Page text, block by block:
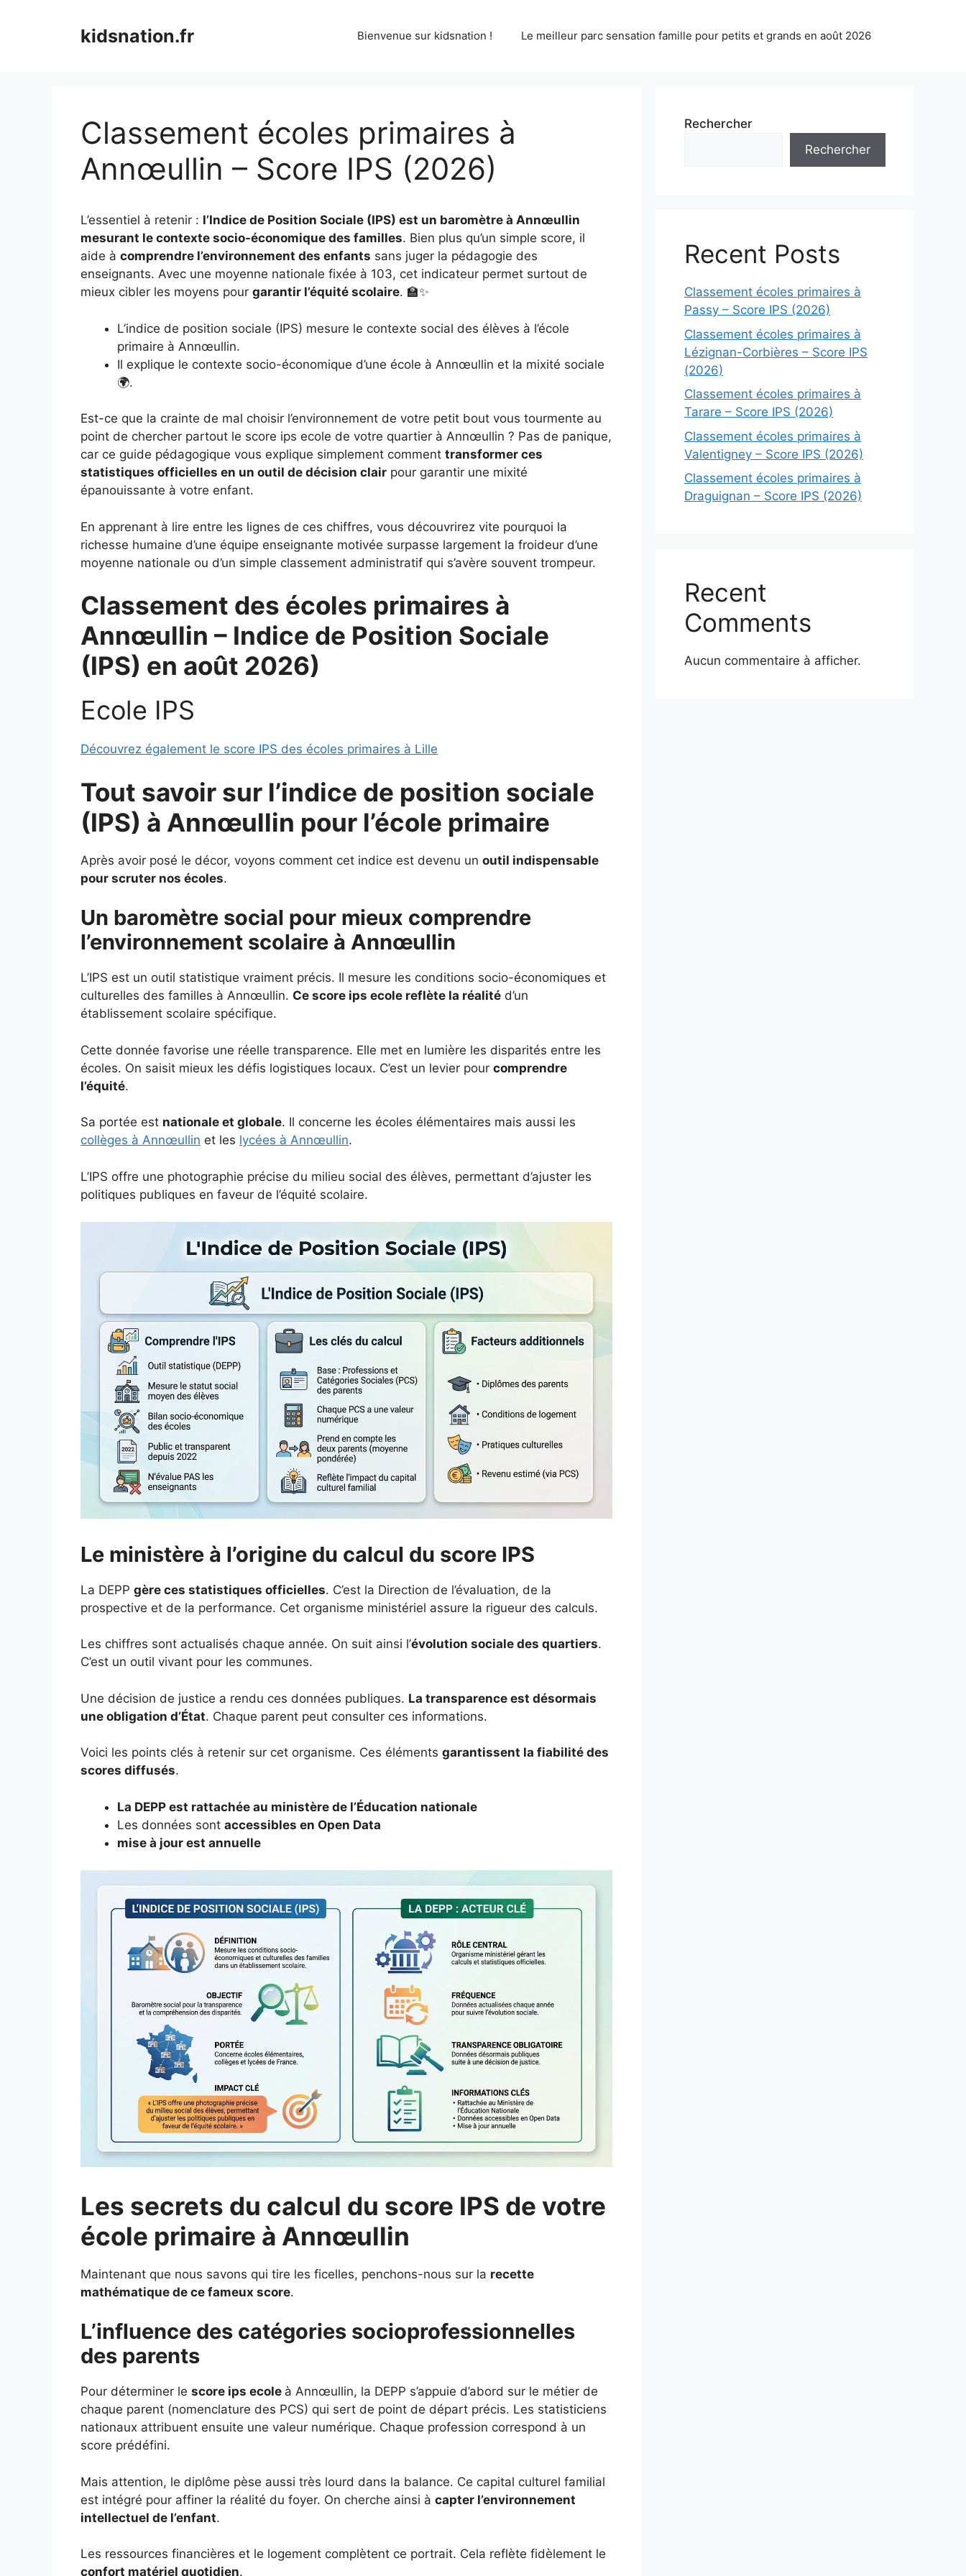
kidsnation.fr Bienvenue sur kidsnation ! Le meilleur parc sensation famille pour petits et grands en août 2026
Classement écoles primaires à
Annœullin – Score IPS (2026)
L’essentiel à retenir : l’Indice de Position Sociale (IPS) est un baromètre à Annœullin
mesurant le contexte socio-économique des familles. Bien plus qu’un simple score, il
aide à comprendre l’environnement des enfants sans juger la pédagogie des
enseignants. Avec une moyenne nationale fixée à 103, cet indicateur permet surtout de
mieux cibler les moyens pour garantir l’équité scolaire. 🏫✨
L’indice de position sociale (IPS) mesure le contexte social des élèves à l’école
primaire à Annœullin.
Il explique le contexte socio-économique d’une école à Annœullin et la mixité sociale
🌍.
Est-ce que la crainte de mal choisir l’environnement de votre petit bout vous tourmente au
point de chercher partout le score ips ecole de votre quartier à Annœullin ? Pas de panique,
car ce guide pédagogique vous explique simplement comment transformer ces
statistiques officielles en un outil de décision clair pour garantir une mixité
épanouissante à votre enfant.
En apprenant à lire entre les lignes de ces chiffres, vous découvrirez vite pourquoi la
richesse humaine d’une équipe enseignante motivée surpasse largement la froideur d’une
moyenne nationale ou d’un simple classement administratif qui s’avère souvent trompeur.
Classement des écoles primaires à
Annœullin – Indice de Position Sociale
(IPS) en août 2026)
Ecole IPS
Découvrez également le score IPS des écoles primaires à Lille
Tout savoir sur l’indice de position sociale
(IPS) à Annœullin pour l’école primaire
Après avoir posé le décor, voyons comment cet indice est devenu un outil indispensable
pour scruter nos écoles.
Un baromètre social pour mieux comprendre
l’environnement scolaire à Annœullin
L’IPS est un outil statistique vraiment précis. Il mesure les conditions socio-économiques et
culturelles des familles à Annœullin. Ce score ips ecole reflète la réalité d’un
établissement scolaire spécifique.
Cette donnée favorise une réelle transparence. Elle met en lumière les disparités entre les
écoles. On saisit mieux les défis logistiques locaux. C’est un levier pour comprendre
l’équité.
Sa portée est nationale et globale. Il concerne les écoles élémentaires mais aussi les
collèges à Annœullin et les lycées à Annœullin.
L’IPS offre une photographie précise du milieu social des élèves, permettant d’ajuster les
politiques publiques en faveur de l’équité scolaire.
Le ministère à l’origine du calcul du score IPS
La DEPP gère ces statistiques officielles. C’est la Direction de l’évaluation, de la
prospective et de la performance. Cet organisme ministériel assure la rigueur des calculs.
Les chiffres sont actualisés chaque année. On suit ainsi l’évolution sociale des quartiers.
C’est un outil vivant pour les communes.
Une décision de justice a rendu ces données publiques. La transparence est désormais
une obligation d’État. Chaque parent peut consulter ces informations.
Voici les points clés à retenir sur cet organisme. Ces éléments garantissent la fiabilité des
scores diffusés.
La DEPP est rattachée au ministère de l’Éducation nationale
Les données sont accessibles en Open Data
mise à jour est annuelle
Les secrets du calcul du score IPS de votre
école primaire à Annœullin
Maintenant que nous savons qui tire les ficelles, penchons-nous sur la recette
mathématique de ce fameux score.
L’influence des catégories socioprofessionnelles
des parents
Pour déterminer le score ips ecole à Annœullin, la DEPP s’appuie d’abord sur le métier de
chaque parent (nomenclature des PCS) qui sert de point de départ précis. Les statisticiens
nationaux attribuent ensuite une valeur numérique. Chaque profession correspond à un
score prédéfini.
Mais attention, le diplôme pèse aussi très lourd dans la balance. Ce capital culturel familial
est intégré pour affiner la réalité du foyer. On cherche ainsi à capter l’environnement
intellectuel de l’enfant.
Les ressources financières et le logement complètent ce portrait. Cela reflète fidèlement le
confort matériel quotidien.
Rechercher
Rechercher
Recent Posts
Classement écoles primaires à
Passy – Score IPS (2026)
Classement écoles primaires à
Lézignan-Corbières – Score IPS
(2026)
Classement écoles primaires à
Tarare – Score IPS (2026)
Classement écoles primaires à
Valentigney – Score IPS (2026)
Classement écoles primaires à
Draguignan – Score IPS (2026)
Recent
Comments
Aucun commentaire à afficher.